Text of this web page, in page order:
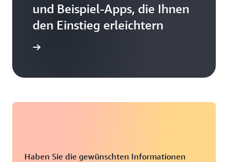
und Beispiel-Apps, die Ihnen
den Einstieg erleichtern
Haben Sie die gewünschten Informationen